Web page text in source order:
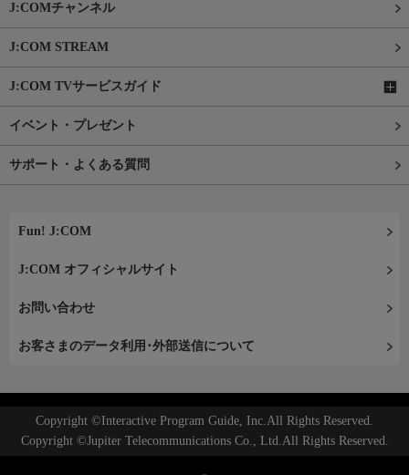
J:COMチャンネル
J:COM STREAM
J:COM TVサービスガイド
イベント・プレゼント
サポート・よくある質問
Fun! J:COM
J:COM オフィシャルサイト
お問い合わせ
お客さまのデータ利用･外部送信について
Copyright ©Interactive Program Guide, Inc.All Rights Reserved.
Copyright ©Jupiter Telecommunications Co., Ltd.All Rights Reserved.